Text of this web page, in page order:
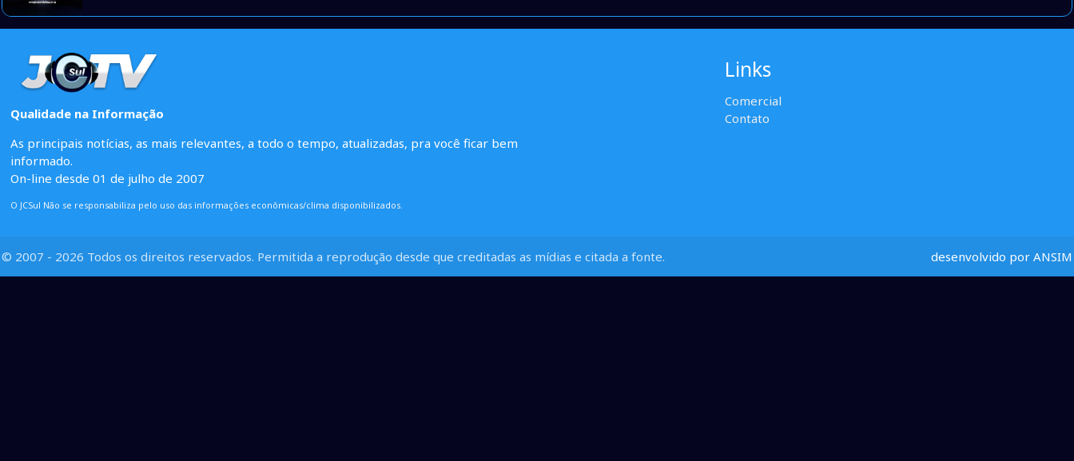
Qualidade na Informação
As principais notícias, as mais relevantes, a todo o tempo, atualizadas, pra você ficar bem
informado.
On-line desde 01 de julho de 2007
O JCSul Não se responsabiliza pelo uso das informações econômicas/clima disponibilizados.
Links
Comercial
Contato
© 2007 - 2026 Todos os direitos reservados. Permitida a reprodução desde que creditadas as mídias e citada a fonte. desenvolvido por ANSIM